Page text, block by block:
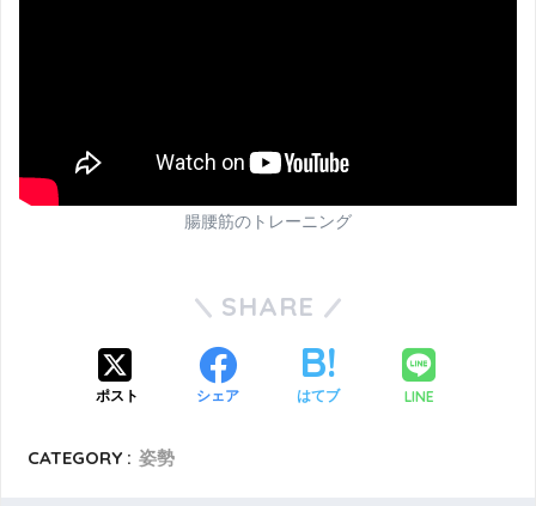
腸腰筋のトレーニング
SHARE
ポスト シェア はてブ LINE
CATEGORY : 姿勢